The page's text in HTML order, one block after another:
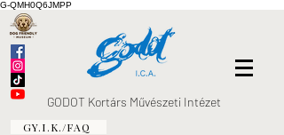
G-QMH0Q6JMPP
GODOT Kortárs Művészeti Intézet
GY.I.K./FAQ